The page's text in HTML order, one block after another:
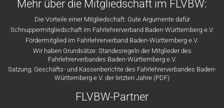
Mehr über die Mitgliedschaft im FLVBW:
Die Vorteile einer Mitgliedschaft: Gute Argumente dafür
Schnuppermitgliedschaft im Fahrlehrerverband Baden-Württemberg e.V.
Fördermitglied im Fahrlehrerverband Baden-Württemberg e.V.
Wir haben Grundsätze: Standesregeln der Mitglieder des
Fahrlehrerverbandes Baden-Württemberg e.V.
Satzung, Geschäfts- und Kassenberichte des Fahrlehrerverbandes Baden-
Württemberg e.V. der letzten Jahre (PDF)
FLVBW-Partner